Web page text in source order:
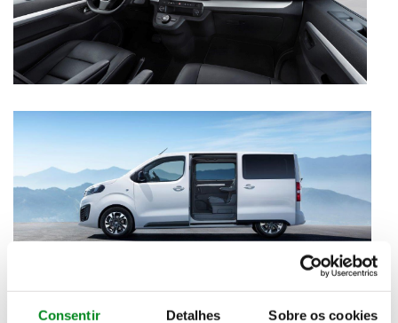
Consentir Detalhes Sobre os cookies